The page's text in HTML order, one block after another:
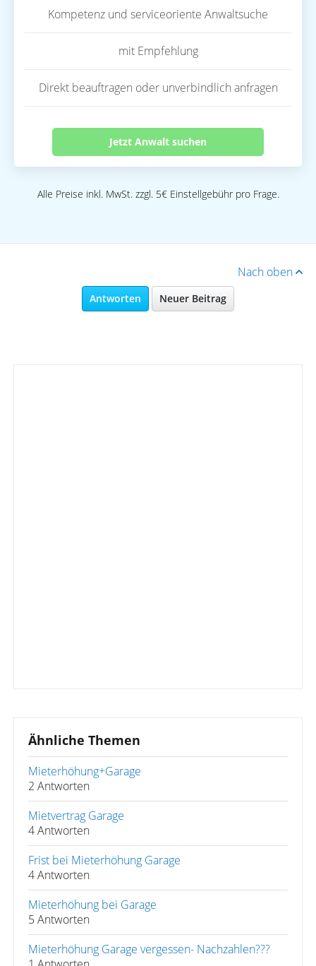
Kompetenz und serviceoriente Anwaltsuche
mit Empfehlung
Direkt beauftragen oder unverbindlich anfragen
Jetzt Anwalt suchen
Alle Preise inkl. MwSt. zzgl. 5€ Einstellgebühr pro Frage.
Nach oben
Antworten Neuer Beitrag
Ähnliche Themen
Mieterhöhung+Garage
2 Antworten
Mietvertrag Garage
4 Antworten
Frist bei Mieterhöhung Garage
4 Antworten
Mieterhöhung bei Garage
5 Antworten
Mieterhöhung Garage vergessen- Nachzahlen???